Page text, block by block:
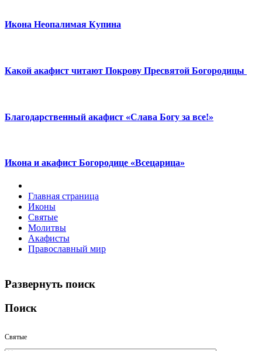
Икона Неопалимая Купина
Какой акафист читают Покрову Пресвятой Богородицы
Благодарственный акафист «Слава Богу за все!»
Икона и акафист Богородице «Всецарица»
Главная страница
Иконы
Святые
Молитвы
Акафисты
Православный мир
Развернуть поиск
Поиск
Святые